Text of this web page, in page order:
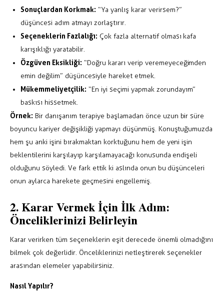
Sonuçlardan Korkmak: “Ya yanlış karar verirsem?”
düşüncesi adım atmayı zorlaştırır.
Seçeneklerin Fazlalığı: Çok fazla alternatif olması kafa
karışıklığı yaratabilir.
Özgüven Eksikliği: “Doğru kararı verip veremeyeceğimden
emin değilim” düşüncesiyle hareket etmek.
Mükemmeliyetçilik: “En iyi seçimi yapmak zorundayım”
baskısı hissetmek.
Örnek: Bir danışanım terapiye başlamadan önce uzun bir süre
boyuncu kariyer değişikliği yapmayı düşünmüş. Konuştuğumuzda
hem şu anki işini bırakmaktan korktuğunu hem de yeni işin
beklentilerini karşılayıp karşılamayacağı konusunda endişeli
olduğunu söyledi. Ve fark ettik ki aslında onun bu düşünceleri
onun aylarca harekete geçmesini engellemiş.
2. Karar Vermek İçin İlk Adım:
Önceliklerinizi Belirleyin
Karar verirken tüm seçeneklerin eşit derecede önemli olmadığını
bilmek çok değerlidir. Önceliklerinizi netleştirerek seçenekler
arasından elemeler yapabilirsiniz.
Nasıl Yapılır?